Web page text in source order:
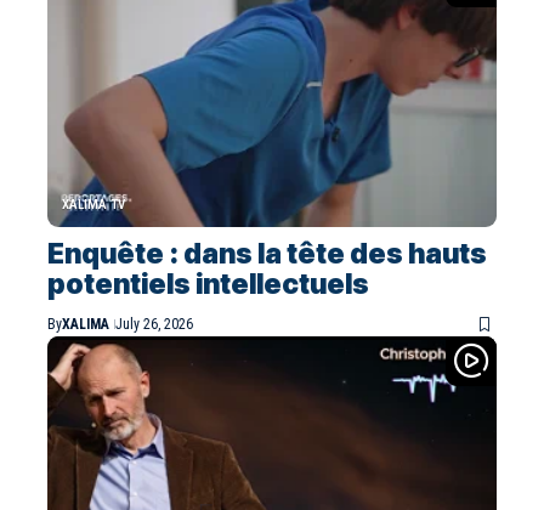
XALIMA TV
Enquête : dans la tête des hauts
potentiels intellectuels
ByXALIMA July 26, 2026